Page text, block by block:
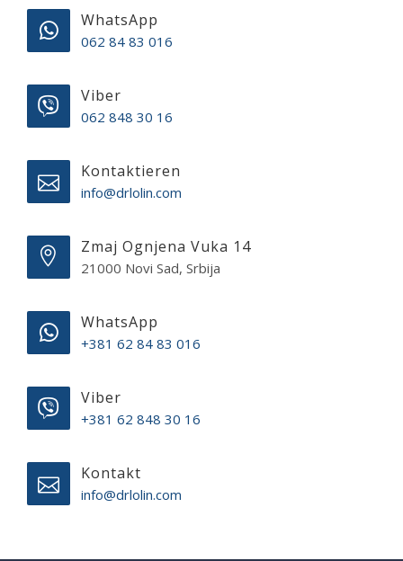
WhatsApp
062 84 83 016
Viber
062 848 30 16
Kontaktieren
info@drlolin.com
Zmaj Ognjena Vuka 14
21000 Novi Sad, Srbija
WhatsApp
+381 62 84 83 016
Viber
+381 62 848 30 16
Kontakt
info@drlolin.com